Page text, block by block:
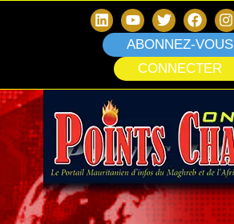
ABONNEZ-VOUS
CONNECTER